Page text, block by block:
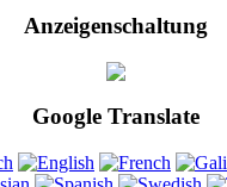
Anzeigenschaltung
Google Translate